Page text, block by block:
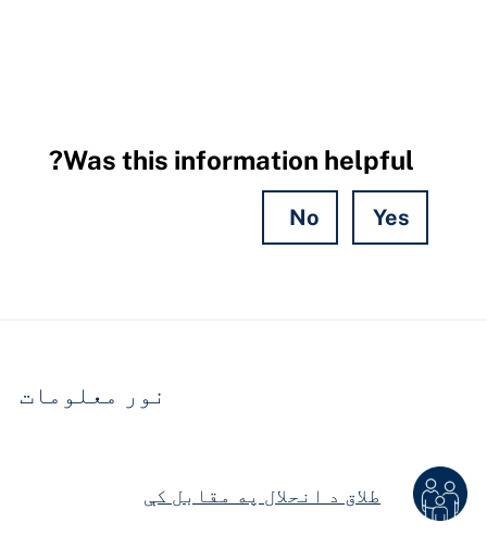
Was this information helpful?
Yes
No
نور معلومات
طلاق د انحلال په مقابل کې